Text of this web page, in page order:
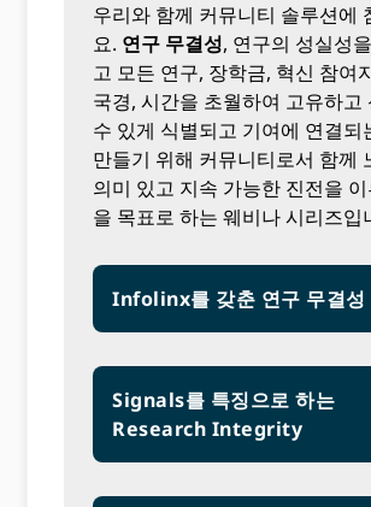
우리와 함께 커뮤니티 솔루션에
요. 연구 무결성, 연구의 성실성
고 모든 연구, 장학금, 혁신 참여
국경, 시간을 초월하여 고유하고
수 있게 식별되고 기여에 연결되
만들기 위해 커뮤니티로서 함께
의미 있고 지속 가능한 진전을
을 목표로 하는 웨비나 시리즈입
Infolinx를 갖춘 연구 무결성
Signals를 특징으로 하는
Research Integrity